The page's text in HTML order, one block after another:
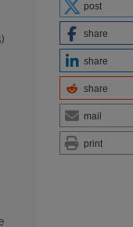
post
share
share
share
mail
print